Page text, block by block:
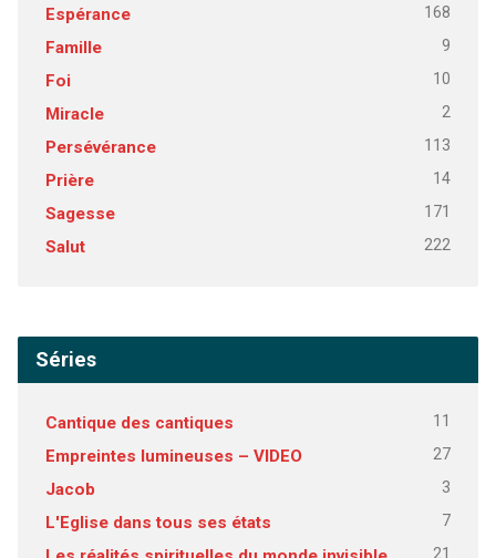
Espérance 168
Famille 9
Foi 10
Miracle 2
Persévérance 113
Prière 14
Sagesse 171
Salut 222
Séries
Cantique des cantiques 11
Empreintes lumineuses – VIDEO 27
Jacob 3
L'Eglise dans tous ses états 7